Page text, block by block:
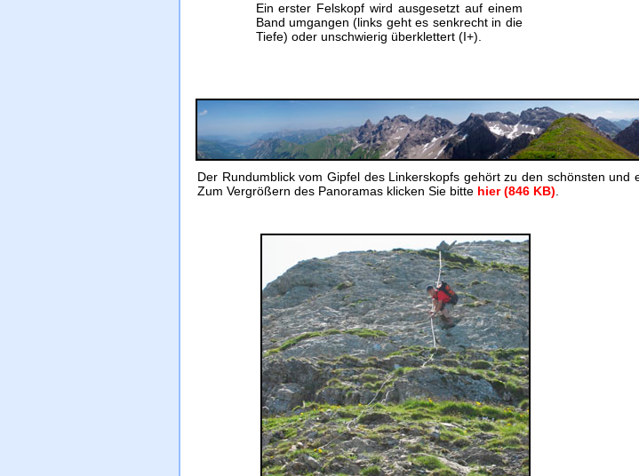
Ein erster Felskopf wird ausgesetzt auf einem
Band umgangen (links geht es senkrecht in die
Tiefe) oder unschwierig überklettert (I+).
Der Rundumblick vom Gipfel des Linkerskopfs gehört zu den schönsten und
Zum Vergrößern des Panoramas klicken Sie bitte hier (846 KB)